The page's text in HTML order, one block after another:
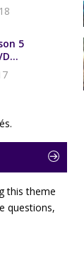
5
this theme
questions,